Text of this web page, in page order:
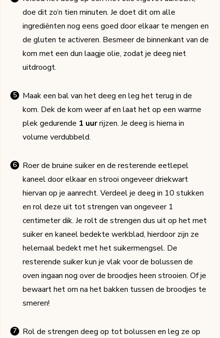
doe dit zo’n tien minuten. Je doet dit om alle
ingrediënten nog eens goed door elkaar te mengen en
de gluten te activeren. Besmeer de binnenkant van de
kom met een dun laagje olie, zodat je deeg niet
uitdroogt.
Maak een bal van het deeg en leg het terug in de
kom. Dek de kom weer af en laat het op een warme
plek gedurende 1 uurrijzen. Je deeg is hierna in
volume verdubbeld.
Roer de bruine suiker en de resterende eetlepel
kaneel door elkaar en strooi ongeveer driekwart
hiervan op je aanrecht. Verdeel je deeg in 10 stukken
en rol deze uit tot strengen van ongeveer 1
centimeter dik. Je rolt de strengen dus uit op het met
suiker en kaneel bedekte werkblad, hierdoor zijn ze
helemaal bedekt met het suikermengsel. De
resterende suiker kun je vlak voor de bolussen de
oven ingaan nog over de broodjes heen strooien. Of je
bewaart het om na het bakken tussen de broodjes te
smeren!
Rol de strengen deeg op tot bolussen en leg ze op